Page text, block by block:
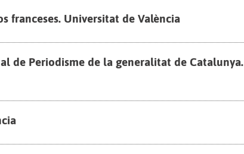
franceses. Universitat de València
de Periodisme de la generalitat de Catalunya.